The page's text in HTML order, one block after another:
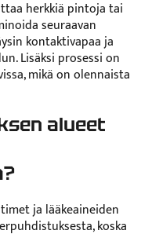
herkkiä pintoja tai
seuraavan
kontaktivapaa ja
Lisäksi prosessi on
mikä on olennaista
alueet
ja lääkeaineiden
koska